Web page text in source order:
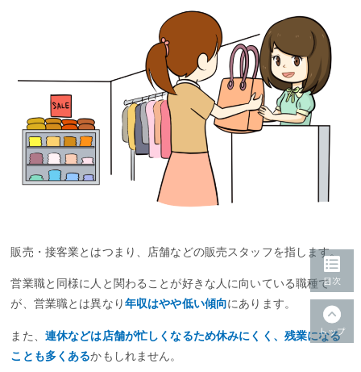
販売・接客業とはつまり、店舗などの販売スタッフを指します。
営業職と同様に人と関わることが好きな人に向いている職種で
が、営業職とは異なり年収はやや低い傾向にあります。
また、 連休などは店舗が忙しくなるため休みにくく、残業になる
ことも多くあるかもしれません。